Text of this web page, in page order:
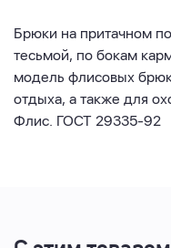
Брюки на притачном
тесьмой, по бокам
модель флисовых
отдыха, а также для
Флис. ГОСТ 29335-92